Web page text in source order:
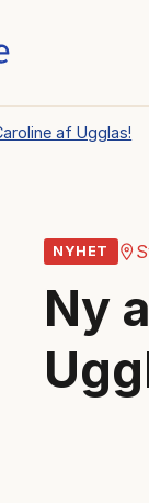
af Ugglas!
Ny
NYHET